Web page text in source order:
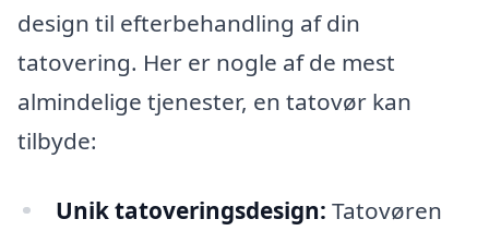
design til efterbehandling af din
tatovering. Her er nogle af de mest
almindelige tjenester, en tatovør kan
tilbyde:
Unik tatoveringsdesign: Tatovøren